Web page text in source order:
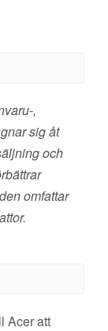
,
sig åt
och
omfattar
Acer att